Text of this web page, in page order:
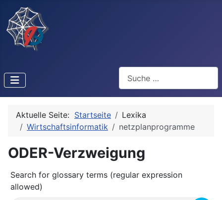
Aktuelle Seite: Startseite
Lexika
Wirtschaftsinformatik
netzplanprogramme
ODER-Verzweigung
Search for glossary terms (regular expression
allowed)